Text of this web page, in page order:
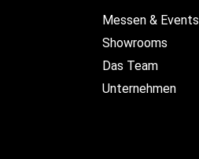
Messen & Events
Showrooms
Das Team
Unternehmen